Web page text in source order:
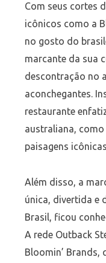
Com seus cortes
icônicos como a
no gosto do
marcante da sua
descontração no
aconchegantes.
restaurante
australiana,
paisagens
Além disso, a
única, divertida e
Brasil, ficou
A rede Outback
Bloomin’ Brands,